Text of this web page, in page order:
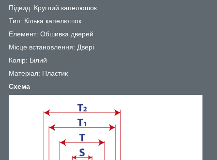
Підвид: Круглий капелюшок
Тип: Кілька капелюшок
Елемент: Обшивка дверей
Місце встановлення: Двері
Колір: Білий
Матеріал: Пластик
Схема